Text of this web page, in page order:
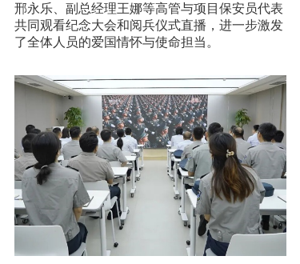
邢永乐、副总经理王娜等高管与项目保安员代表
共同观看纪念大会和阅兵仪式直播，进一步激发
了全体人员的爱国情怀与使命担当。